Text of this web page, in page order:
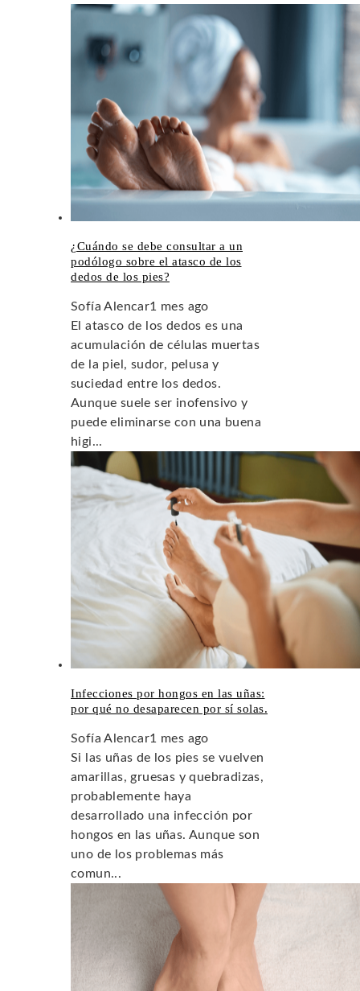
¿Cuándo se debe consultar a un
podólogo sobre el atasco de los
dedos de los pies?
Sofía Alencar1 mes ago
El atasco de los dedos es una
acumulación de células muertas
de la piel, sudor, pelusa y
suciedad entre los dedos.
Aunque suele ser inofensivo y
puede eliminarse con una buena
higi...
Infecciones por hongos en las uñas:
por qué no desaparecen por sí solas.
Sofía Alencar1 mes ago
Si las uñas de los pies se vuelven
amarillas, gruesas y quebradizas,
probablemente haya
desarrollado una infección por
hongos en las uñas. Aunque son
uno de los problemas más
comun...